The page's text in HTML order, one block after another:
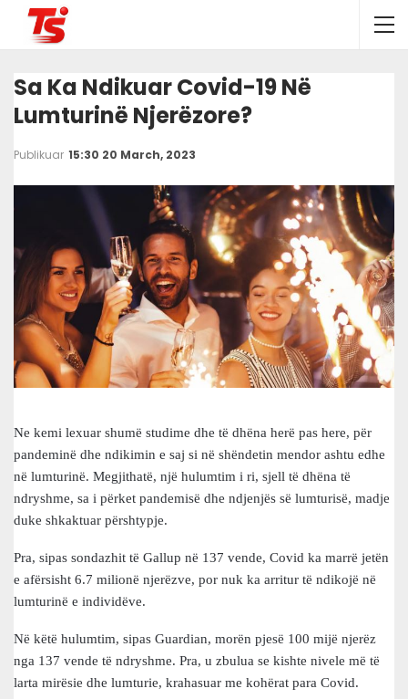
Sa Ka Ndikuar Covid-19 Në
Lumturinë Njerëzore?
Publikuar 15:30 20 March, 2023
Ne kemi lexuar shumë studime dhe të dhëna herë pas here, për
pandeminë dhe ndikimin e saj si në shëndetin mendor ashtu edhe
në lumturinë. Megjithatë, një hulumtim i ri, sjell të dhëna të
ndryshme, sa i përket pandemisë dhe ndjenjës së lumturisë, madje
duke shkaktuar përshtypje.
Pra, sipas sondazhit të Gallup në 137 vende, Covid ka marrë jetën
e afërsisht 6.7 milionë njerëzve, por nuk ka arritur të ndikojë në
lumturinë e individëve.
Në këtë hulumtim, sipas Guardian, morën pjesë 100 mijë njerëz
nga 137 vende të ndryshme. Pra, u zbulua se kishte nivele më të
larta mirësie dhe lumturie, krahasuar me kohërat para Covid.